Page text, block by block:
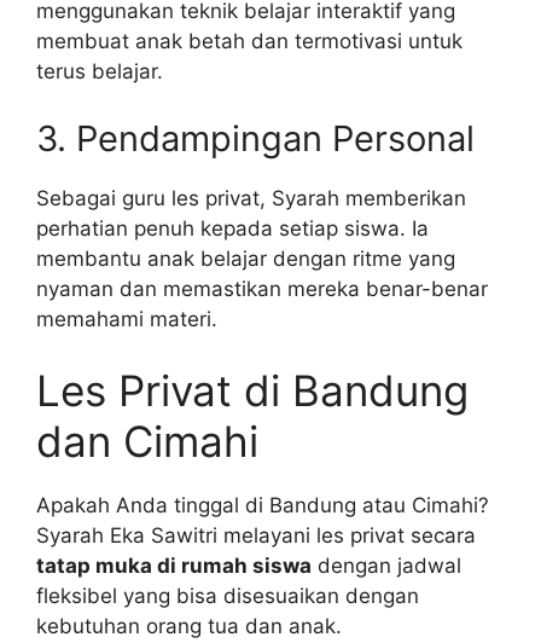
menggunakan teknik belajar interaktif yang
membuat anak betah dan termotivasi untuk
terus belajar.
3. Pendampingan Personal
Sebagai guru les privat, Syarah memberikan
perhatian penuh kepada setiap siswa. Ia
membantu anak belajar dengan ritme yang
nyaman dan memastikan mereka benar-benar
memahami materi.
Les Privat di Bandung
dan Cimahi
Apakah Anda tinggal di Bandung atau Cimahi?
Syarah Eka Sawitri melayani les privat secara
tatap muka di rumah siswa dengan jadwal
fleksibel yang bisa disesuaikan dengan
kebutuhan orang tua dan anak.